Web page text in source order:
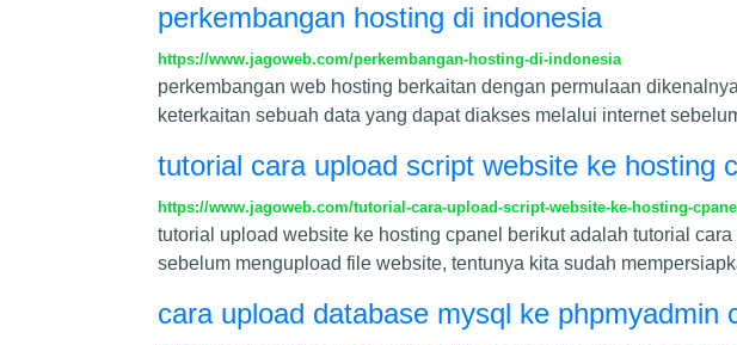
perkembangan hosting di indonesia
https://www.jagoweb.com/perkembangan-hosting-di-indonesia
perkembangan web hosting berkaitan dengan permulaan
keterkaitan sebuah data yang dapat diakses melalui internet
tutorial cara upload script website ke hosting
https://www.jagoweb.com/tutorial-cara-upload-script-website-ke-hosting-cpanel
tutorial upload website ke hosting cpanel berikut adalah tutorial
sebelum mengupload file website, tentunya kita sudah
cara upload database mysql ke phpmyadmin